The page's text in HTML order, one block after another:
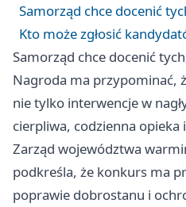
Samorząd chce docenić
Kto może zgłosić
Samorząd chce docenić
Nagroda ma przypominać,
nie tylko interwencje w
cierpliwa, codzienna opieka
Zarząd województwa
podkreśla, że konkurs ma
poprawie dobrostanu i